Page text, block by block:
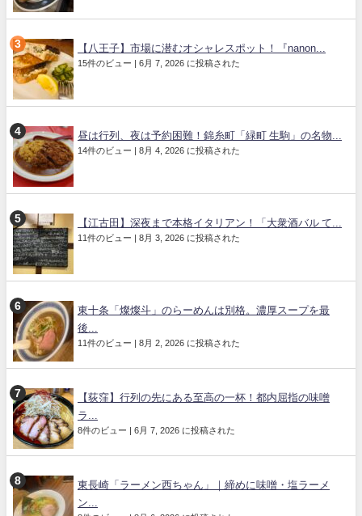
【八王子】市場に潜むオシャレスポット！『nanon...
15件のビュー | 6月 7, 2026 に投稿された
昼は行列、夜は予約困難！錦糸町「緑町 生駒」の名物...
14件のビュー | 8月 4, 2026 に投稿された
【江古田】深夜まで本格イタリアン！「大衆酒バル て...
11件のビュー | 8月 3, 2026 に投稿された
東十条「燦燦斗」のらーめんは別格。濃厚スープを最
後...
11件のビュー | 8月 2, 2026 に投稿された
【荻窪】行列の先にある至高の一杯！都内屈指の味噌
ラ...
8件のビュー | 6月 7, 2026 に投稿された
東長崎「ラーメン西ちゃん」｜締めに味噌・塩ラーメ
ン...